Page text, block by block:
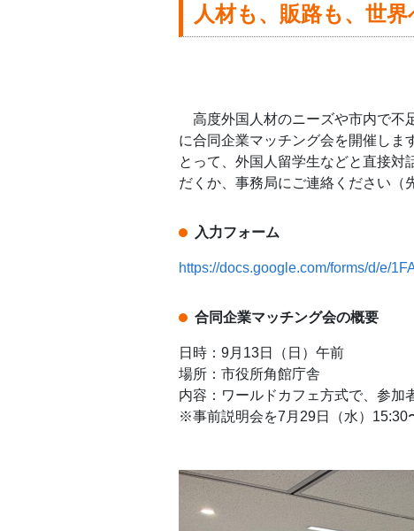
人材も、販路も、世
高度外国人材のニーズや市内で不
に合同企業マッチング会を開催しま
とって、外国人留学生などと直接
だくか、事務局にご連絡ください（
入力フォーム
https://docs.google.com/forms/d/e/
合同企業マッチング会の概要
日時：9月13日（日）午前
場所：市役所角館庁舎
内容：ワールドカフェ方式で、参加
※事前説明会を7月29日（水）15:30